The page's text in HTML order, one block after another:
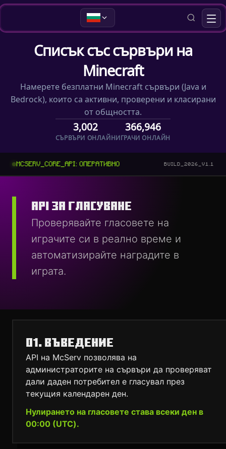
Списък със сървъри на
Minecraft
Намерете безплатни Minecraft сървъри (Java и
Bedrock), които са активни, проверени и класирани
от общността.
3,002
СЪРВЪРИ ОНЛАЙН
366,946
ИГРАЧИ ОНЛАЙН
MCSERV_CORE_API: ОПЕРАТИВНО BUILD_2026_V1.1
API ЗА ГЛАСУВАНЕ
Проверявайте гласовете на
играчите си в реално време и
автоматизирайте наградите в
играта.
01. ВЪВЕДЕНИЕ
API на McServ позволява на
администраторите на сървъри да проверяват
дали даден потребител е гласувал през
текущия календарен ден.
Нулирането на гласовете става всеки ден в
00:00 (UTC).